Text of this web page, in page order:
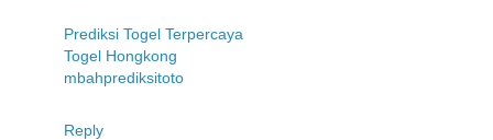
Prediksi Togel Terpercaya
Togel Hongkong
mbahprediksitoto
Reply